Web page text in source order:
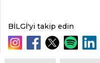
BİLGİ'yi takip edin